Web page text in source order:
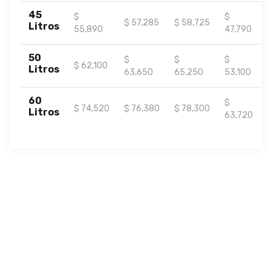
45
Litros
$
55,890
$ 57,285 $ 58,725
$
47,790
50
Litros
$ 62,100
$
63,650
$
65,250
$
53,100
60
Litros
$ 74,520 $ 76,380 $ 78,300
$
63,720